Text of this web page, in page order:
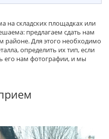
на складских площадках или
предлагаем сдать нам
районе. Для этого необходимо
определить их тип, если
его нам фотографии, и мы